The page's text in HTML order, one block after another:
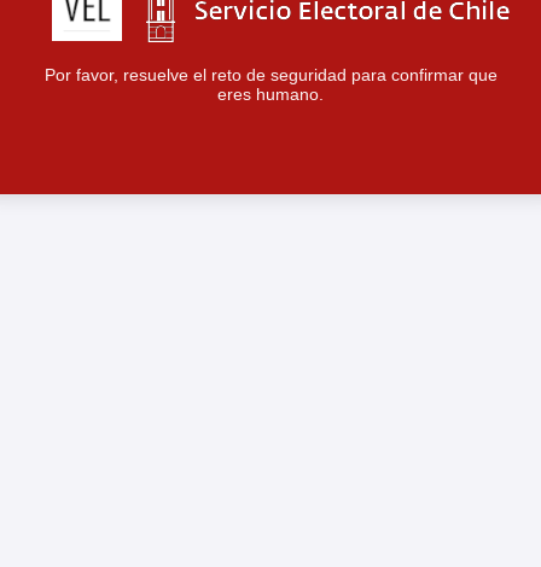
Por favor, resuelve el reto de seguridad para confirmar que
eres humano.